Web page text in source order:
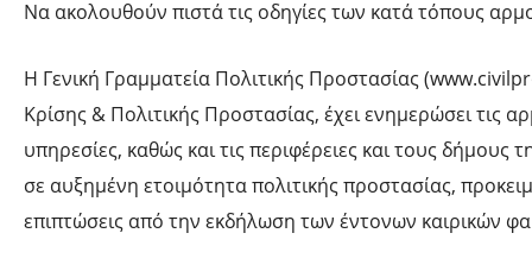
Να ακολουθούν πιστά τις οδηγίες των κατά τόπους
Η Γενική Γραμματεία Πολιτικής Προστασίας
Κρίσης & Πολιτικής Προστασίας, έχει ενημερώσει τις
υπηρεσίες, καθώς και τις περιφέρειες και τους δήμους
σε αυξημένη ετοιμότητα πολιτικής προστασίας,
επιπτώσεις από την εκδήλωση των έντονων καιρικών